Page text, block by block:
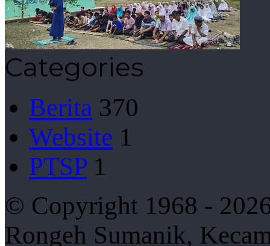
Categories
Berita 370
Website 1
PTSP 1
© Copyright 1968 -
Rongeh Sumanik,